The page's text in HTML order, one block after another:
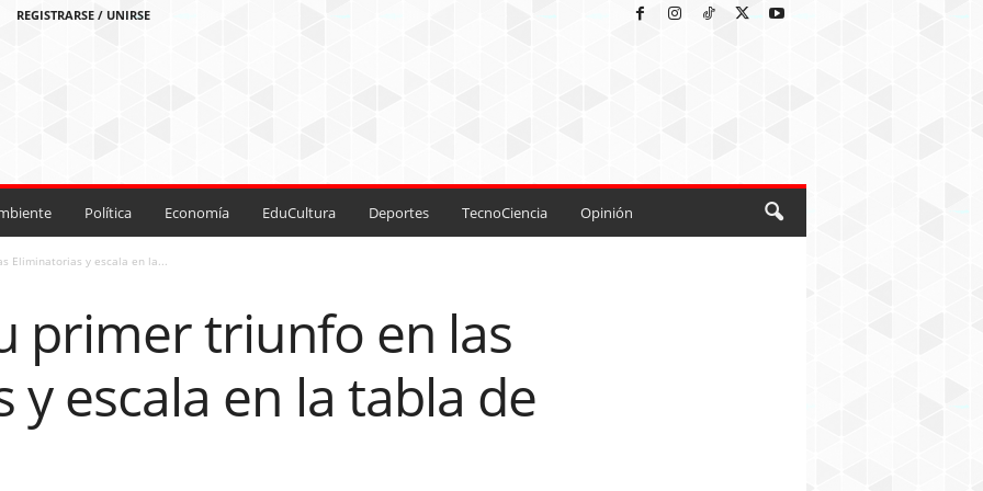
REGISTRARSE / UNIRSE
Política Economía EduCultura Deportes TecnoCiencia Opinión
Eliminatorias y escala en la...
primer triunfo en las
y escala en la tabla de